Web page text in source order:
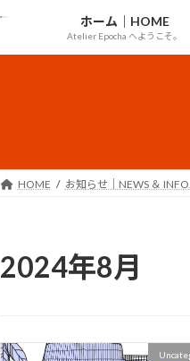
ホーム｜HOME
Atelier Epocha へようこそ。
HOME お知らせ｜NEWS ＆ INFO.
2024年8月